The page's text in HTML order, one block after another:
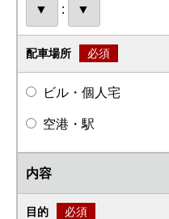
:
配車場所 必須
ビル・個人宅
空港・駅
内容
目的 必須